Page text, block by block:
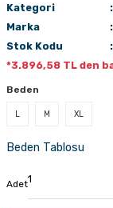
Kategori
Marka
Stok Kodu
*3.896,58 TL den
Beden
L M XL
Beden Tablosu
Adet